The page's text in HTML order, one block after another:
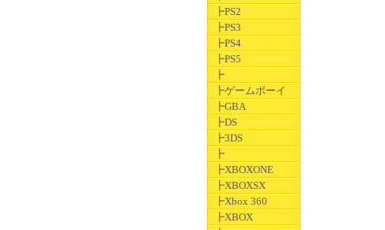
┣PS2
┣PS3
┣PS4
┣PS5
┣
┣ゲームボーイ
┣GBA
┣DS
┣3DS
┣
┣XBOXONE
┣XBOXSX
┣Xbox 360
┣XBOX